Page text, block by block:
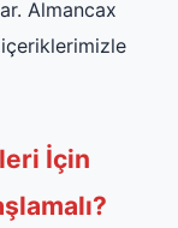
Almancax
İçin